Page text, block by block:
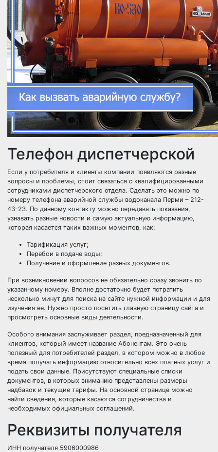
Телефон диспетчерской
Если у потребителя и клиенты компании появляются разные
вопросы и проблемы, стоит связаться с квалифицированными
сотрудниками диспетчерского отдела. Сделать это можно по
номеру телефона аварийной службы водоканала Перми – 212-
43-23. По данному контакту можно передавать показания,
узнавать разные новости и самую актуальную информацию,
которая касается таких важных моментов, как:
Тарификация услуг;
Перебои в подаче воды;
Получение и оформление разных документов.
При возникновении вопросов не обязательно сразу звонить по
указанному номеру. Вполне достаточно будет потратить
несколько минут для поиска на сайте нужной информации и для
изучения ее. Нужно просто посетить главную страницу сайта и
просмотреть основные виды деятельности.
Особого внимания заслуживает раздел, предназначенный для
клиентов, который имеет название Абонентам. Это очень
полезный для потребителей раздел, в котором можно в любое
время получать информацию относительно всех платных услуг и
подать свои данные. Присутствуют специальные списки
документов, в которых вниманию представлены размеры
надбавок и текущие тарифы. На основной странице можно
найти сведения, которые касаются сотрудничества и
необходимых официальных соглашений.
Реквизиты получателя
ИНН получателя 5906000986